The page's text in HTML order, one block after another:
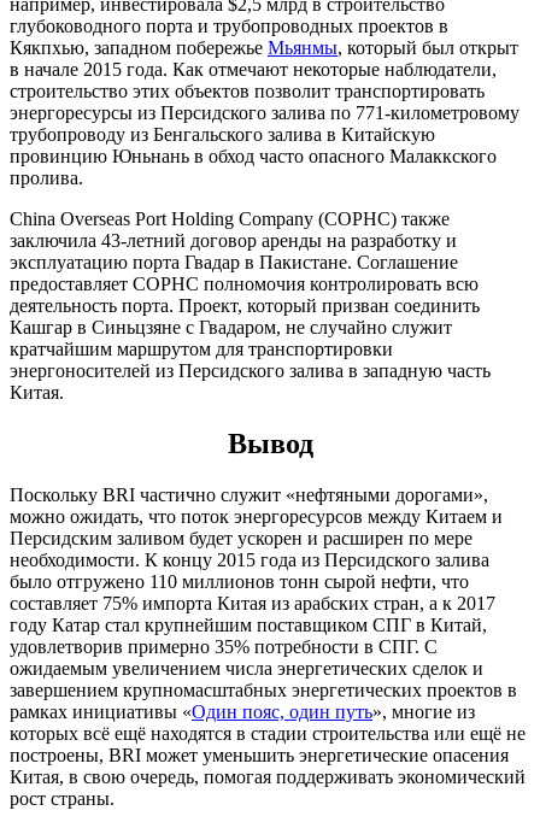
например, инвестировала $2,5 млрд в строительство
глубоководного порта и трубопроводных проектов в
Кякпхью, западном побережье Мьянмы, который был открыт
в начале 2015 года. Как отмечают некоторые наблюдатели,
строительство этих объектов позволит транспортировать
энергоресурсы из Персидского залива по 771-километровому
трубопроводу из Бенгальского залива в Китайскую
провинцию Юньнань в обход часто опасного Малаккского
пролива.
China Overseas Port Holding Company (COPHC) также
заключила 43-летний договор аренды на разработку и
эксплуатацию порта Гвадар в Пакистане. Соглашение
предоставляет COPHC полномочия контролировать всю
деятельность порта. Проект, который призван соединить
Кашгар в Синьцзяне с Гвадаром, не случайно служит
кратчайшим маршрутом для транспортировки
энергоносителей из Персидского залива в западную часть
Китая.
Вывод
Поскольку BRI частично служит «нефтяными дорогами»,
можно ожидать, что поток энергоресурсов между Китаем и
Персидским заливом будет ускорен и расширен по мере
необходимости. К концу 2015 года из Персидского залива
было отгружено 110 миллионов тонн сырой нефти, что
составляет 75% импорта Китая из арабских стран, а к 2017
году Катар стал крупнейшим поставщиком СПГ в Китай,
удовлетворив примерно 35% потребности в СПГ. С
ожидаемым увеличением числа энергетических сделок и
завершением крупномасштабных энергетических проектов в
рамках инициативы «Один пояс, один путь», многие из
которых всё ещё находятся в стадии строительства или ещё не
построены, BRI может уменьшить энергетические опасения
Китая, в свою очередь, помогая поддерживать экономический
рост страны.